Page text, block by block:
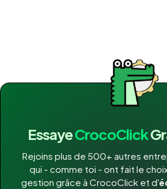
EssayeCrocoClick
Rejoins plus de 500+ autres
qui - comme toi - ont fait le
gestion grâce à CrocoClick et d'